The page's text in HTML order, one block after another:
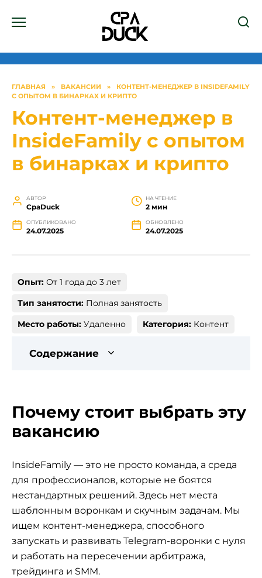
ГЛАВНАЯ » ВАКАНСИИ »
КОНТЕНТ-МЕНЕДЖЕР В INSIDEFAMILY
С ОПЫТОМ В БИНАРКАХ И КРИПТО
Контент-менеджер в
InsideFamily с опытом
в бинарках и крипто
АВТОР
СpaDuck
НА ЧТЕНИЕ
2 мин
ОПУБЛИКОВАНО
24.07.2025
ОБНОВЛЕНО
24.07.2025
Опыт: От 1 года до 3 лет
Тип занятости: Полная занятость
Место работы: Удаленно Категория: Контент
Содержание
Почему стоит выбрать эту
вакансию
InsideFamily — это не просто команда, а среда
для профессионалов, которые не боятся
нестандартных решений. Здесь нет места
шаблонным воронкам и скучным задачам. Мы
ищем контент-менеджера, способного
запускать и развивать Telegram-воронки с нуля
и работать на пересечении арбитража,
трейдинга и SMM.